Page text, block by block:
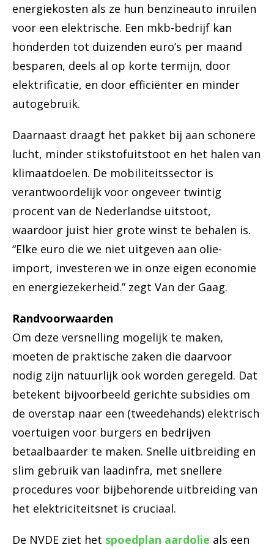
energiekosten als ze hun benzineauto inruilen
voor een elektrische. Een mkb-bedrijf kan
honderden tot duizenden euro’s per maand
besparen, deels al op korte termijn, door
elektrificatie, en door efficiënter en minder
autogebruik.
Daarnaast draagt het pakket bij aan schonere
lucht, minder stikstofuitstoot en het halen van
klimaatdoelen. De mobiliteitssector is
verantwoordelijk voor ongeveer twintig
procent van de Nederlandse uitstoot,
waardoor juist hier grote winst te behalen is.
“Elke euro die we niet uitgeven aan olie-
import, investeren we in onze eigen economie
en energiezekerheid.” zegt Van der Gaag.
Randvoorwaarden
Om deze versnelling mogelijk te maken,
moeten de praktische zaken die daarvoor
nodig zijn natuurlijk ook worden geregeld. Dat
betekent bijvoorbeeld gerichte subsidies om
de overstap naar een (tweedehands) elektrisch
voertuigen voor burgers en bedrijven
betaalbaarder te maken. Snelle uitbreiding en
slim gebruik van laadinfra, met snellere
procedures voor bijbehorende uitbreiding van
het elektriciteitsnet is cruciaal.
De NVDE ziet het spoedplan aardolie als een